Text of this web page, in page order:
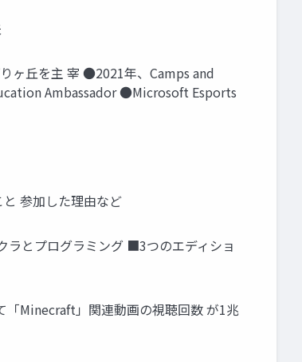
ヶ丘を主 宰 ●2021年、Camps and
Ambassador ●Microsoft Esports
と 参加した理由など
とプログラミング ■3つのエディショ
「Minecraft」関連動画の視聴回数 が1兆